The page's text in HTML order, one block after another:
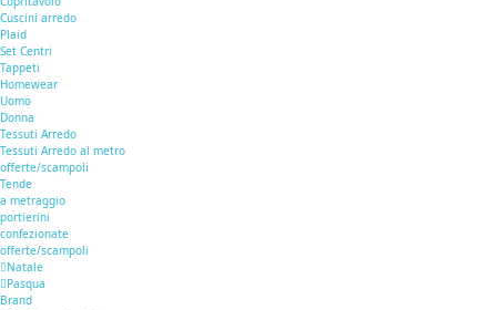
Cuscini arredo
Plaid
Set Centri
Tappeti
Homewear
Uomo
Donna
Tessuti Arredo
Tessuti Arredo al metro
offerte/scampoli
Tende
a metraggio
portierini
confezionate
offerte/scampoli
Natale
Pasqua
Brand